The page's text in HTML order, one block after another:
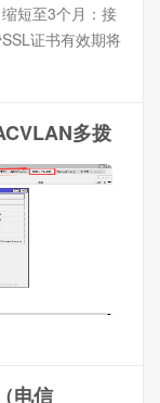
短至3个月：接
证书有效期将
在推进免费证
难以应对今天
发现可能存在
量的，一年期
服务商来说成
后服务，从而
多拨
Macvlan，可以
电信